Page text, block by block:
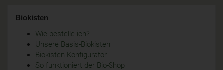
Biokisten
Wie bestelle ich?
Unsere Basis-Biokisten
Biokisten-Konfigurator
So funktioniert der Bio-Shop